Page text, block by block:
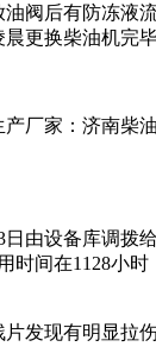
阀后有防冻液
更换柴油机完
产厂家：济南柴
由设备库调拨
时间在1128小
发现有明显拉伤